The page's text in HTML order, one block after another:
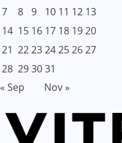
7
8 9 10 11 12 13
14 15 16 17 18 1920
21 222324252627
28 293031
« Sep
Nov »